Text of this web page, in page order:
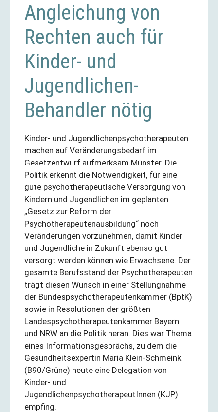
Angleichung von
Rechten auch für
Kinder- und
Jugendlichen-
Behandler nötig
Kinder- und Jugendlichenpsychotherapeuten
machen auf Veränderungsbedarf im
Gesetzentwurf aufmerksam Münster. Die
Politik erkennt die Notwendigkeit, für eine
gute psychotherapeutische Versorgung von
Kindern und Jugendlichen im geplanten
„Gesetz zur Reform der
Psychotherapeutenausbildung“ noch
Veränderungen vorzunehmen, damit Kinder
und Jugendliche in Zukunft ebenso gut
versorgt werden können wie Erwachsene. Der
gesamte Berufsstand der Psychotherapeuten
trägt diesen Wunsch in einer Stellungnahme
der Bundespsychotherapeutenkammer (BptK)
sowie in Resolutionen der größten
Landespsychotherapeutenkammer Bayern
und NRW an die Politik heran. Dies war Thema
eines Informationsgesprächs, zu dem die
Gesundheitsexpertin Maria Klein-Schmeink
(B90/Grüne) heute eine Delegation von
Kinder- und
JugendlichenpsychotherapeutInnen (KJP)
empfing.